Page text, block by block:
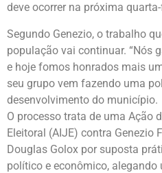
deve ocorrer na próxima
Segundo Genezio, o trabalho
população vai continuar. “Nós
e hoje fomos honrados mais
seu grupo vem fazendo uma
desenvolvimento do município.
O processo trata de uma Ação
Eleitoral (AIJE) contra Genezio
Douglas Golox por suposta
político e econômico,